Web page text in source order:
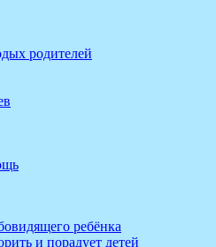
родителей
ребёнка
и порадует детей